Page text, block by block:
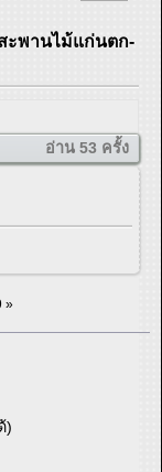
ะพานไม้แก่นตก-
อ่าน 53 ครั้ง
»
)